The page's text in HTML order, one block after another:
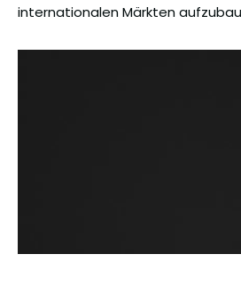
internationalen Märkten